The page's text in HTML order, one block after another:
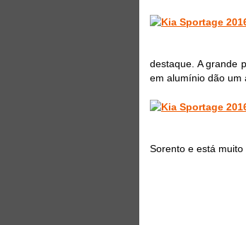
destaque. A grande
em alumínio dão um
Sorento e está muito